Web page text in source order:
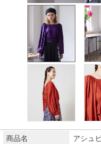
商品名
アシュ